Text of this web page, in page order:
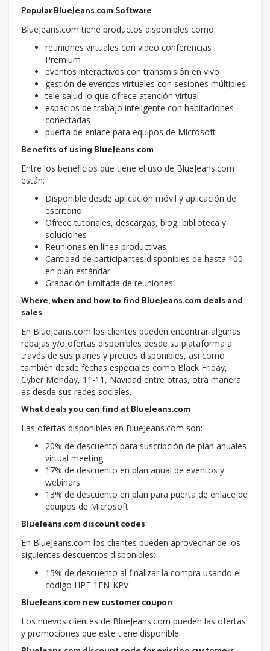
Popular BlueJeans.com Software
BlueJeans.com tiene productos disponibles como:
reuniones virtuales con video conferencias
Premium
eventos interactivos con transmisión en vivo
gestión de eventos virtuales con sesiones múltiples
tele salud lo que ofrece atención virtual
espacios de trabajo inteligente con habitaciones
conectadas
puerta de enlace para equipos de Microsoft
Benefits of using BlueJeans.com
Entre los beneficios que tiene el uso de BlueJeans.com
están:
Disponible desde aplicación móvil y aplicación de
escritorio
Ofrece tutoriales, descargas, blog, biblioteca y
soluciones
Reuniones en línea productivas
Cantidad de participantes disponibles de hasta 100
en plan estándar
Grabación ilimitada de reuniones
Where, when and how to find BlueJeans.com deals and
sales
En BlueJeans.com los clientes pueden encontrar algunas
rebajas y/o ofertas disponibles desde su plataforma a
través de sus planes y precios disponibles, así como
también desde fechas especiales como Black Friday,
Cyber Monday, 11-11, Navidad entre otras, otra manera
es desde sus redes sociales.
What deals you can find at BlueJeans.com
Las ofertas disponibles en BlueJeans.com son:
20% de descuento para suscripción de plan anuales
virtual meeting
17% de descuento en plan anual de eventos y
webinars
13% de descuento en plan para puerta de enlace de
equipos de Microsoft
BlueJeans.com discount codes
En BlueJeans.com los clientes pueden aprovechar de los
siguientes descuentos disponibles:
15% de descuento al finalizar la compra usando el
código HPF-1FN-KPV
BlueJeans.com new customer coupon
Los nuevos clientes de BlueJeans.com pueden las ofertas
y promociones que este tiene disponible.